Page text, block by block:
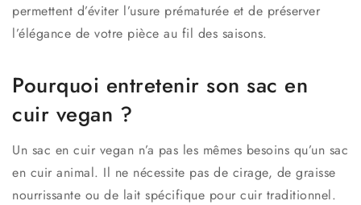
permettent d’éviter l’usure prématurée et de préserver
l’élégance de votre pièce au fil des saisons.
Pourquoi entretenir son sac en
cuir vegan ?
Un sac en cuir vegan n’a pas les mêmes besoins qu’un sac
en cuir animal. Il ne nécessite pas de cirage, de graisse
nourrissante ou de lait spécifique pour cuir traditionnel.